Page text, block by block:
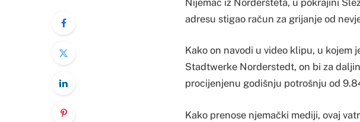
adresu stigao račun za grijanje od
Kako on navodi u video klipu, u kojem
Stadtwerke Norderstedt, on bi za
procijenjenu godišnju potrošnju od
Kako prenose njemački mediji, ovaj